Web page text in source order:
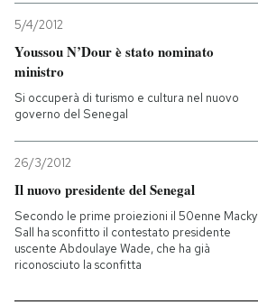
5/4/2012
Youssou N’Dour è stato nominato
ministro
Si occuperà di turismo e cultura nel nuovo
governo del Senegal
26/3/2012
Il nuovo presidente del Senegal
Secondo le prime proiezioni il 50enne Macky
Sall ha sconfitto il contestato presidente
uscente Abdoulaye Wade, che ha già
riconosciuto la sconfitta